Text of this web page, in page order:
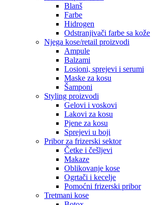
Blanš
Farbe
Hidrogen
Odstranjivači farbe sa kože
Njega kose/retail proizvodi
Ampule
Balzami
Losioni, sprejevi i serumi
Maske za kosu
Šamponi
Styling proizvodi
Gelovi i voskovi
Lakovi za kosu
Pjene za kosu
Sprejevi u boji
Pribor za frizerski sektor
Četke i češljevi
Makaze
Oblikovanje kose
Ogrtači i kecelje
Pomoćni frizerski pribor
Tretmani kose